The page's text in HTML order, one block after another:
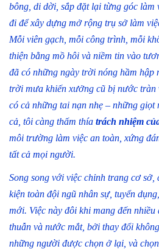
bông, di dời, sắp đặt lại từng góc làm
đi để xây dựng mở rộng trụ sở làm
Mỗi viên gạch, mỗi công trình, mỗi
thiện bằng mồ hôi và niềm tin vào
đã có những ngày trời nóng hầm hập
trời mưa khiến xưởng cũ bị nước tràn
có cả những tai nạn nhẹ – những
cả, tôi càng thấm thía trách nhiệm
môi trường làm việc an toàn, xứng
tất cả mọi người.
Song song với việc chỉnh trang cơ sở,
kiện toàn đội ngũ nhân sự, tuyển
mới. Việc này đôi khi mang đến
thuẫn và nước mắt, bởi thay đổi
những người được chọn ở lại, và